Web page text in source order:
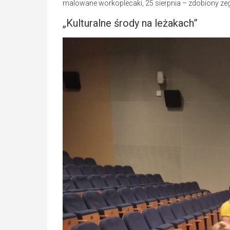
malowane workoplecaki, 25 sierpnia – zdobiony
„Kulturalne środy na leżakach”